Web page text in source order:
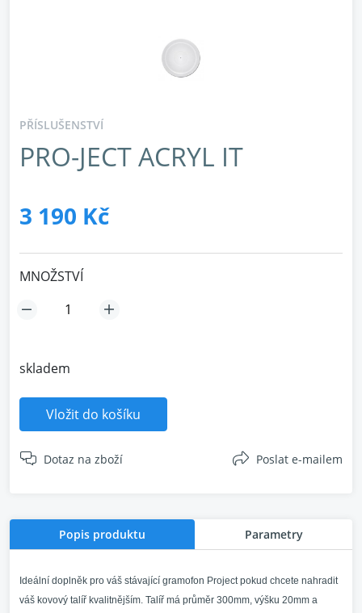
PŘÍSLUŠENSTVÍ
PRO-JECT ACRYL IT
3 190 Kč
MNOŽSTVÍ
skladem
Vložit do košíku
Dotaz na zboží Poslat e-mailem
Popis produktu Parametry
​Ideální doplněk pro váš stávající gramofon Project pokud chcete nahradit
váš kovový talíř kvalitnějším. Talíř má průměr 300mm, výšku 20mm a